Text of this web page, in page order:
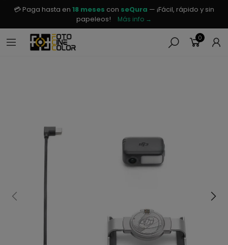
💳 Paga hasta en 18 meses con seQura — ¡Fácil, rápido y sin
papeleos!
Más info →
0